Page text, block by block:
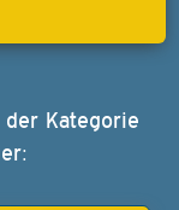
der Kategorie